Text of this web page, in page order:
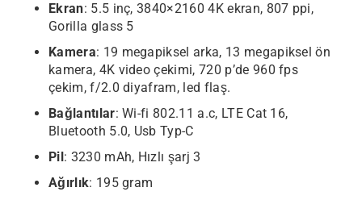
Ekran: 5.5 inç, 3840×2160 4K ekran, 807 ppi,
Gorilla glass 5
Kamera: 19 megapiksel arka, 13 megapiksel ön
kamera, 4K video çekimi, 720 p’de 960 fps
çekim, f/2.0 diyafram, led flaş.
Bağlantılar: Wi-fi 802.11 a.c, LTE Cat 16,
Bluetooth 5.0, Usb Typ-C
Pil : 3230 mAh, Hızlı şarj 3
Ağırlık: 195 gram